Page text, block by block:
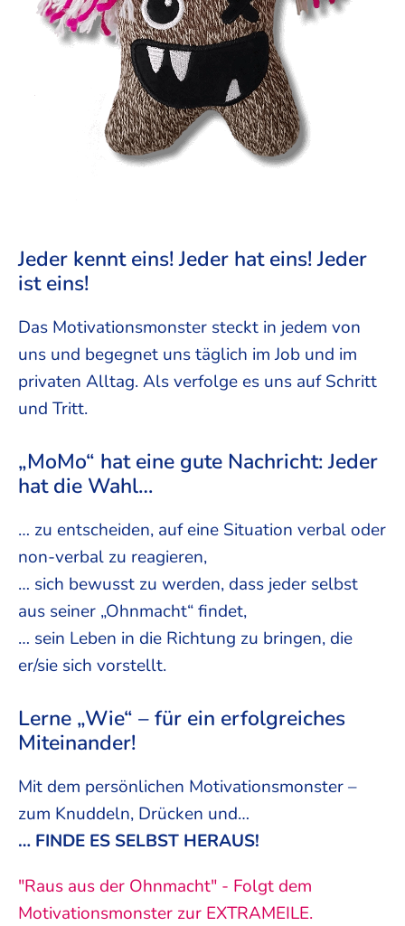
Jeder kennt eins! Jeder hat eins! Jeder
ist eins!
Das Motivationsmonster steckt in jedem von
uns und begegnet uns täglich im Job und im
privaten Alltag. Als verfolge es uns auf Schritt
und Tritt.
„MoMo“ hat eine gute Nachricht: Jeder
hat die Wahl…
… zu entscheiden, auf eine Situation verbal oder
non-verbal zu reagieren,
… sich bewusst zu werden, dass jeder selbst
aus seiner „Ohnmacht“ findet,
… sein Leben in die Richtung zu bringen, die
er/sie sich vorstellt.
Lerne „Wie“ – für ein erfolgreiches
Miteinander!
Mit dem persönlichen Motivationsmonster –
zum Knuddeln, Drücken und…
… FINDE ES SELBST HERAUS!
"Raus aus der Ohnmacht" - Folgt dem
Motivationsmonster zur EXTRAMEILE.